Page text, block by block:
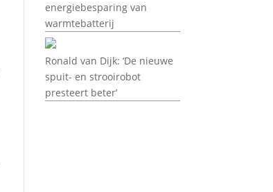
energiebesparing van
warmtebatterij
Ronald van Dijk: ‘De nieuwe
spuit- en strooirobot
presteert beter’